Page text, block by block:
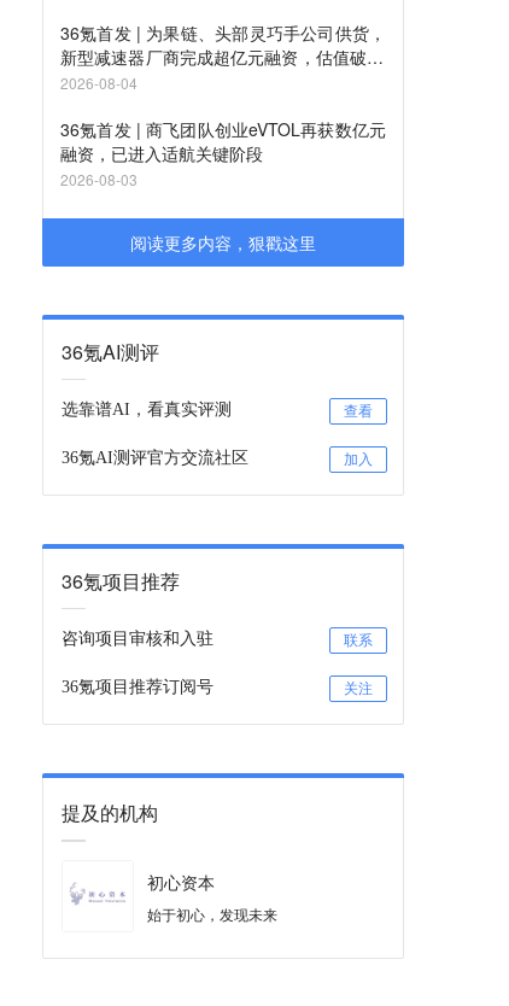
36氪首发 | 为果链、头部灵巧手公司供货，
新型减速器厂商完成超亿元融资，估值破10
亿
2026-08-04
36氪首发 | 商飞团队创业eVTOL再获数亿元
融资，已进入适航关键阶段
2026-08-03
阅读更多内容，狠戳这里
36氪AI测评
选靠谱AI，看真实评测 查看
36氪AI测评官方交流社区 加入
36氪项目推荐
咨询项目审核和入驻 联系
36氪项目推荐订阅号 关注
提及的机构
初心资本
始于初心，发现未来